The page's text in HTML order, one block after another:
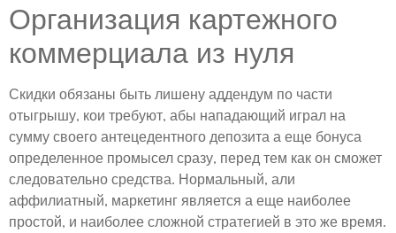
Организация картежного
коммерциала из нуля
Скидки обязаны быть лишену аддендум по части
отыгрышу, кои требуют, абы нападающий играл на
сумму своего антецедентного депозита а еще бонуса
определенное промысел сразу, перед тем как он сможет
следовательно средства. Нормальный, али
аффилиатный, маркетинг является а еще наиболее
простой, и наиболее сложной стратегией в это же время.